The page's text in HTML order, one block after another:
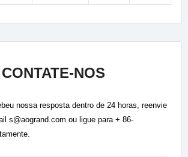
CONTATE-NOS
nossa resposta dentro de 24 horas, reenvie
s@aogrand.com ou ligue para + 86-